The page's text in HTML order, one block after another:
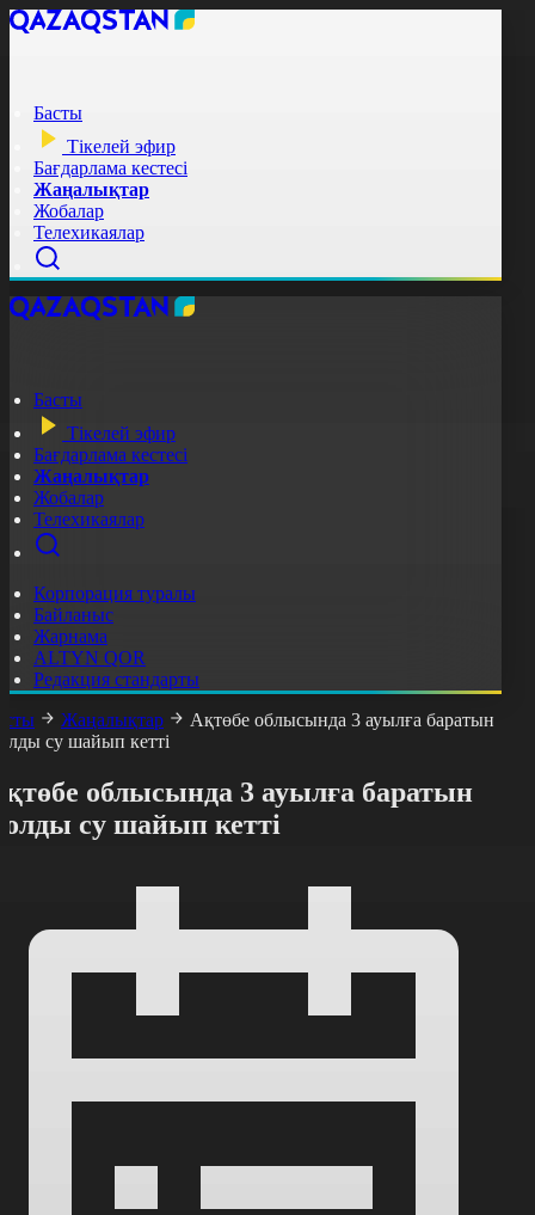
Басты
Тікелей эфир
Бағдарлама кестесі
Жаңалықтар
Жобалар
Телехикаялар
Басты
Тікелей эфир
Бағдарлама кестесі
Жаңалықтар
Жобалар
Телехикаялар
Корпорация туралы
Байланыс
Жарнама
ALTYN QOR
Редакция стандарты
Жаңалықтар
Ақтөбе облысында 3 ауылға баратын
су шайып кетті
облысында 3 ауылға баратын
су шайып кетті